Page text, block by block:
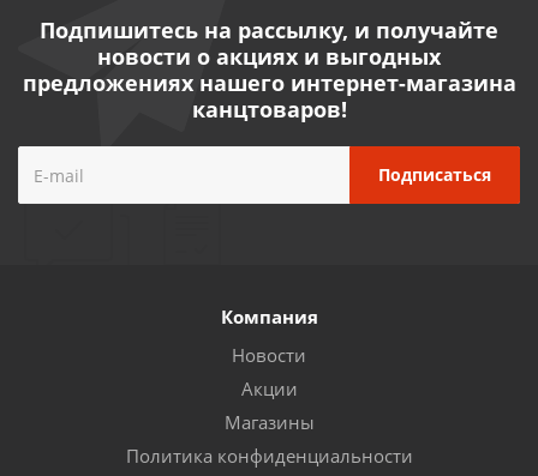
Подпишитесь на рассылку, и получайте
новости о акциях и выгодных
предложениях нашего интернет-магазина
канцтоваров!
Компания
Новости
Акции
Магазины
Политика конфиденциальности